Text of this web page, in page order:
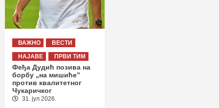
ВАЖНО
ВЕСТИ
НАЈАВЕ
ПРВИ ТИМ
Феђа Дудић позива на
борбу „на мишиће”
против квалитетног
Чукаричког
31. јул 2026.